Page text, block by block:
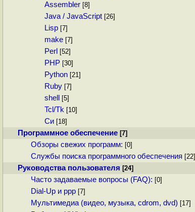
Assembler [8]
Java / JavaScript [26]
Lisp [7]
make [7]
Perl [52]
PHP [30]
Python [21]
Ruby [7]
shell [5]
Tcl/Tk [10]
Си [18]
Программное обеспечение [7]
Обзоры свежих программ: [0]
Службы поиска программного обеспечения [22]
Руководства пользователя [24]
Часто задаваемые вопросы (FAQ): [0]
Dial-Up и ppp [7]
Мультимедиа (видео, музыка, cdrom, dvd) [17]